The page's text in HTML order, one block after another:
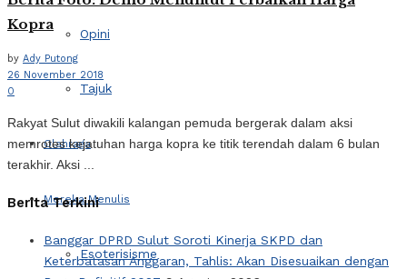
Opini
Tajuk
Olahraga
Mereka Menulis
Esoterisisme
Kopra
by Ady Putong
26 November 2018
0
Rakyat Sulut diwakili kalangan pemuda bergerak dalam aksi
memrotes kejatuhan harga kopra ke titik terendah dalam 6 bulan
terakhir. Aksi ...
Berita Terkini
Banggar DPRD Sulut Soroti Kinerja SKPD dan
Keterbatasan Anggaran, Tahlis: Akan Disesuaikan dengan